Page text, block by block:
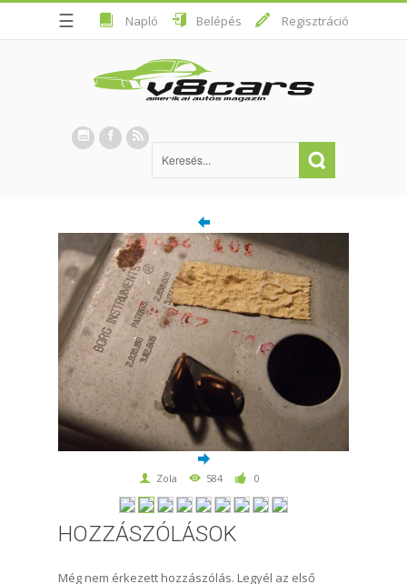
☰ Napló Belépés Regisztráció
Zola 584 0
HOZZÁSZÓLÁSOK
Még nem érkezett hozzászólás. Legyél az első